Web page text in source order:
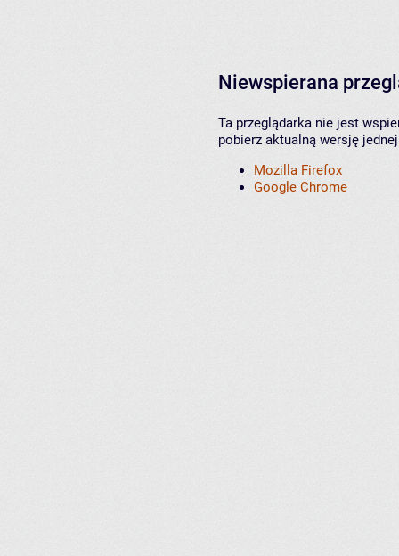
Niewspierana
Ta przeglądarka nie jest
pobierz aktualną wersję
Mozilla Firefox
Google Chrome